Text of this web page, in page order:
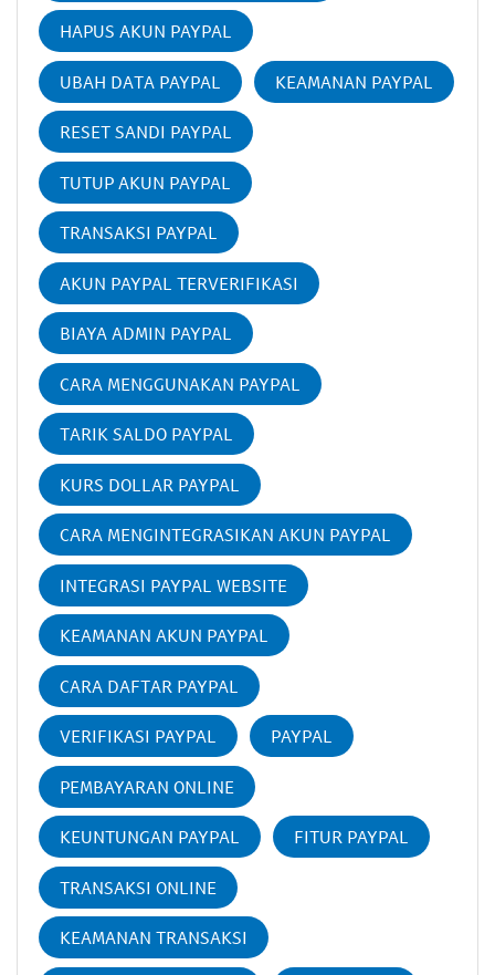
HAPUS AKUN PAYPAL
UBAH DATA PAYPAL KEAMANAN PAYPAL
RESET SANDI PAYPAL
TUTUP AKUN PAYPAL
TRANSAKSI PAYPAL
AKUN PAYPAL TERVERIFIKASI
BIAYA ADMIN PAYPAL
CARA MENGGUNAKAN PAYPAL
TARIK SALDO PAYPAL
KURS DOLLAR PAYPAL
CARA MENGINTEGRASIKAN AKUN PAYPAL
INTEGRASI PAYPAL WEBSITE
KEAMANAN AKUN PAYPAL
CARA DAFTAR PAYPAL
VERIFIKASI PAYPAL PAYPAL
PEMBAYARAN ONLINE
KEUNTUNGAN PAYPAL FITUR PAYPAL
TRANSAKSI ONLINE
KEAMANAN TRANSAKSI